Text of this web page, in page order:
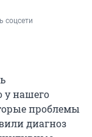
соцсети
у нашего
проблемы
диагноз